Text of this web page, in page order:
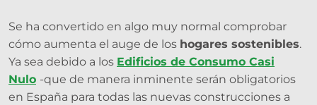
Se ha convertido en algo muy normal comprobar
cómo aumenta el auge de los hogares sostenibles.
Ya sea debido a los Edificios de Consumo Casi
Nulo -que de manera inminente serán obligatorios
en España para todas las nuevas construcciones a